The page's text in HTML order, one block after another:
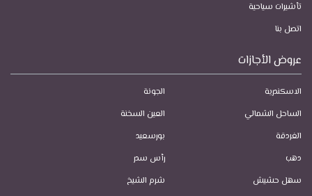
تأشيرات سياحية
اتصل بنا
عروض الأجازات
الاسكندرية
الجونة
الساحل الشمالي
العين السخنة
الغردقة
بورسعيد
دهب
رأس سدر
سهل حشيش
شرم الشيخ